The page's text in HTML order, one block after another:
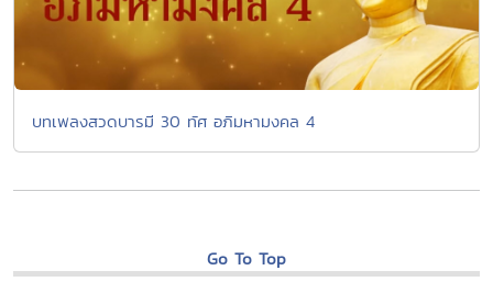
บทเพลงสวดบารมี 30 ทัศ อภิมหามงคล 4
Go To Top